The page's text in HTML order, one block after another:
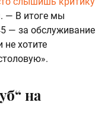
— В итоге мы
— за обслуживание
не хотите
на